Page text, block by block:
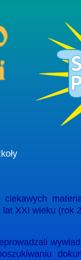
XXI wieku (rok